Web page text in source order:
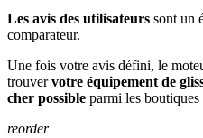
Les avis des utilisateurs sont un
comparateur.
Une fois votre avis défini, le
trouvervotre équipement de
cher possible parmi les boutiques
reorder